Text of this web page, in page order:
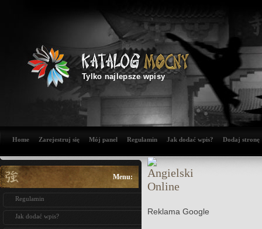
Tylko najlepsze wpisy
Home Zarejestruj się Mój panel Regulamin Jak dodać wpis? Dodaj stronę
Menu:
Regulamin
Jak dodać wpis? Reklama Google